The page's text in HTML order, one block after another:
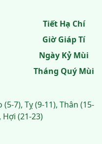
Tiết Hạ Chí
Giờ Giáp Tí
Ngày Kỷ Mùi
Tháng Quý Mùi
7), Tỵ (9-11), Thân (15-
Hợi (21-23)